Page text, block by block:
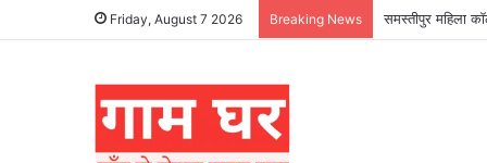
Friday, August 7 2026 Breaking News समस्तीपुर महिला